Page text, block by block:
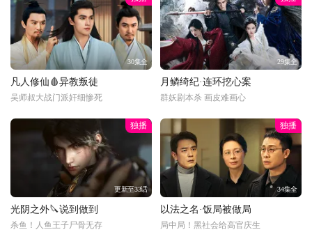
30集全
凡人修仙🩸异教叛徒
吴师叔大战门派奸细惨死
29集全
月鳞绮纪·连环挖心案
群妖剧本杀 画皮难画心
独播
更新至33话
光阴之外🔪说到做到
杀鱼！人鱼王子尸骨无存
独播
34集全
以法之名·饭局被做局
局中局！黑社会给高官庆生